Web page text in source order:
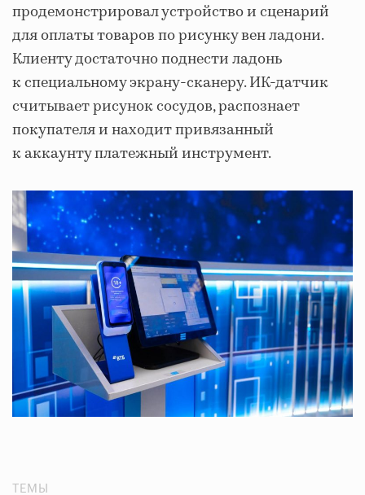
продемонстрировал устройство и сценарий
для оплаты товаров по рисунку вен ладони.
Клиенту достаточно поднести ладонь
к специальному экрану-сканеру. ИК-датчик
считывает рисунок сосудов, распознает
покупателя и находит привязанный
к аккаунту платежный инструмент.
ТЕМЫ